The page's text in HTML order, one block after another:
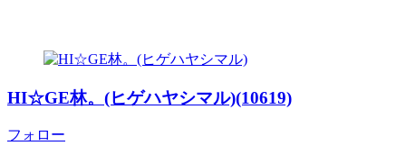
HI☆GE林。(ヒゲハヤシマル)(10619)
フォロー